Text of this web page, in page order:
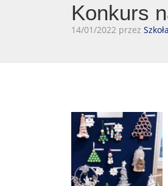
Konkurs
14/01/2022 przez